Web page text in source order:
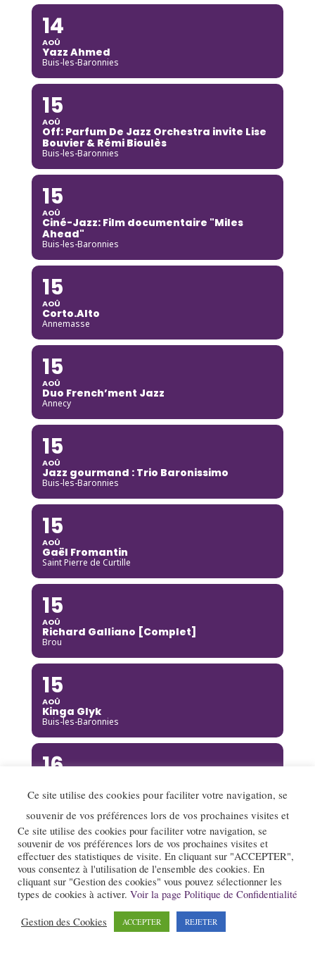
14
AOÛ
Yazz Ahmed
Buis-les-Baronnies
15
AOÛ
Off: Parfum De Jazz Orchestra invite Lise
Bouvier & Rémi Bioulès
Buis-les-Baronnies
15
AOÛ
Ciné-Jazz: Film documentaire "Miles
Ahead"
Buis-les-Baronnies
15
AOÛ
Corto.Alto
Annemasse
15
AOÛ
Duo French’ment Jazz
Annecy
15
AOÛ
Jazz gourmand : Trio Baronissimo
Buis-les-Baronnies
15
AOÛ
Gaël Fromantin
Saint Pierre de Curtille
15
AOÛ
Richard Galliano [Complet]
Brou
15
AOÛ
Kinga Glyk
Buis-les-Baronnies
16
Hot Club de Boukravie
Valence
16
AOÛ
The Franc Connection Quintet
Saint-Pierre-sur-Doux
17
Ce site utilise des cookies pour faciliter votre navigation, se
souvenir de vos préférences lors de vos prochaines visites et
Ce site utilise des cookies pour faciliter votre navigation, se
souvenir de vos préférences lors de vos prochaines visites et
effectuer des statistiques de visite. En cliquant sur "ACCEPTER",
vous consentez à l'utilisation de l'ensemble des cookies. En
cliquant sur "Gestion des cookies" vous pouvez sélectionner les
types de cookies à activer. Voir la page Politique de Confidentialité
Gestion des Cookies ACCEPTER REJETER